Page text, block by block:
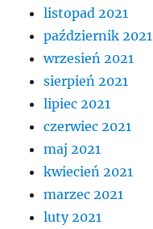
listopad 2021
październik 2021
wrzesień 2021
sierpień 2021
lipiec 2021
czerwiec 2021
maj 2021
kwiecień 2021
marzec 2021
luty 2021